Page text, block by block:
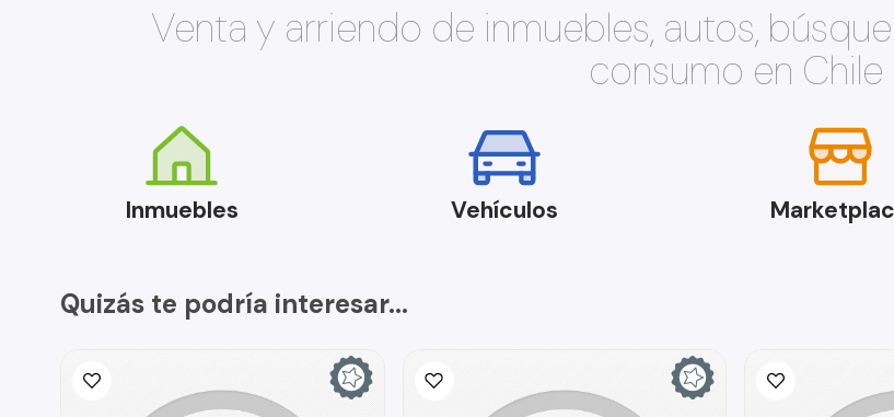
Venta y arriendo de inmuebles, autos,
consumo en Chile
Inmuebles Vehículos
Quizás te podría interesar...